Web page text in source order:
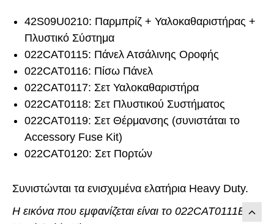
42S09U0210: Παρμπρίζ + Υαλοκαθαριστήρας +
Πλυστικό Σύστημα
022CAT0115: Πάνελ Ατσάλινης Οροφής
022CAT0116: Πίσω Πάνελ
022CAT0117: Σετ Υαλοκαθαριστήρα
022CAT0118: Σετ Πλυστικού Συστήματος
022CAT0119: Σετ Θέρμανσης (συνιστάται το
Accessory Fuse Kit)
022CAT0120: Σετ Πορτών
Συνιστώνται τα ενισχυμένα ελατήρια Heavy Duty.
Η εικόνα που εμφανίζεται είναι το 022CAT0111B -